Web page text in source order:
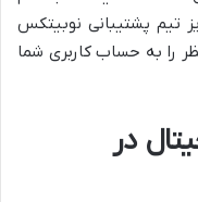
تیم پشتیبانی نوبیتکس
را به حساب کاربری شما
در